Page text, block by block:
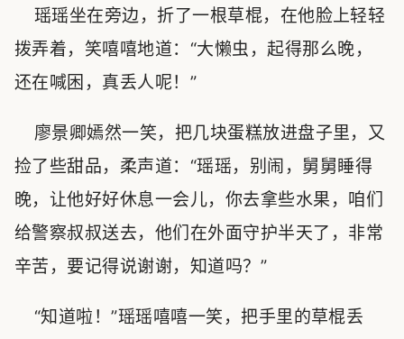
瑶瑶坐在旁边，折了一根草棍，在他脸上轻轻
拨弄着，笑嘻嘻地道：“大懒虫，起得那么晚，
还在喊困，真丢人呢！”
廖景卿嫣然一笑，把几块蛋糕放进盘子里，又
捡了些甜品，柔声道：“瑶瑶，别闹，舅舅睡得
晚，让他好好休息一会儿，你去拿些水果，咱们
给警察叔叔送去，他们在外面守护半天了，非常
辛苦，要记得说谢谢，知道吗？”
“知道啦！”瑶瑶嘻嘻一笑，把手里的草棍丢